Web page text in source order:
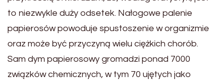
to niezwykle duży odsetek. Nałogowe palenie
papierosów powoduje spustoszenie w organizmie
oraz może być przyczyną wielu ciężkich chorób.
Sam dym papierosowy gromadzi ponad 7000
związków chemicznych, w tym 70 ujętych jako